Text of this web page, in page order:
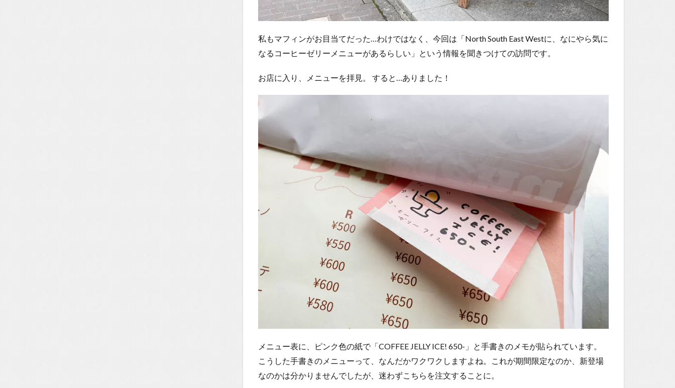
私もマフィンがお目当てだった…わけではなく、今回は「North South East Westに、なにやら気に
なるコーヒーゼリーメニューがあるらしい」という情報を聞きつけての訪問です。
お店に入り、メニューを拝見。 すると…ありました！
メニュー表に、ピンク色の紙で「COFFEE JELLY ICE! 650-」と手書きのメモが貼られています。
こうした手書きのメニューって、なんだかワクワクしますよね。これが期間限定なのか、新登場
なのかは分かりませんでしたが、迷わずこちらを注文することに。